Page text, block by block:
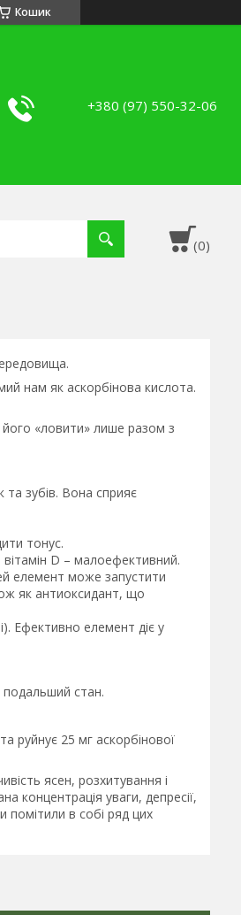
Кошик
+380 (97) 550-32-06
нам як аскорбінова кислота.
«ловити» лише разом з
та зубів. Вона сприяє
тонус.
вітамін D – малоефективний.
елемент може запустити
як антиоксидант, що
Ефективно елемент діє у
подальший стан.
руйнує 25 мг аскорбінової
ясен, розхитування і
концентрація уваги, депресії,
в собі ряд цих